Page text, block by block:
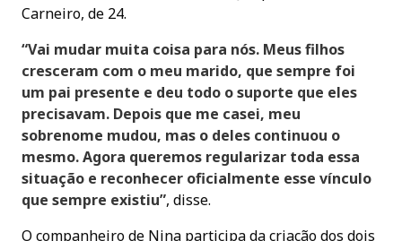
Carneiro, de 24.
“Vai mudar muita coisa para nós. Meus filhos
cresceram com o meu marido, que sempre foi
um pai presente e deu todo o suporte que eles
precisavam. Depois que me casei, meu
sobrenome mudou, mas o deles continuou o
mesmo. Agora queremos regularizar toda essa
situação e reconhecer oficialmente esse vínculo
que sempre existiu”, disse.
O companheiro de Nina participa da criação dos dois